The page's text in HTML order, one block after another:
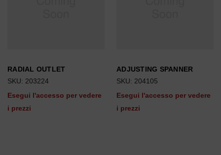
RADIAL OUTLET
SKU: 203224
Esegui l'accesso per vedere
i prezzi
ADJUSTING SPANNER
SKU: 204105
Esegui l'accesso per vedere
i prezzi